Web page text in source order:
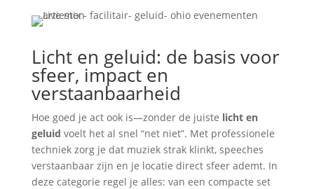
Licht en geluid: de basis voor
sfeer, impact en
verstaanbaarheid
Hoe goed je act ook is—zonder de juiste licht en
geluid voelt het al snel “net niet”. Met professionele
techniek zorg je dat muziek strak klinkt, speeches
verstaanbaar zijn en je locatie direct sfeer ademt. In
deze categorie regel je alles: van een compacte set